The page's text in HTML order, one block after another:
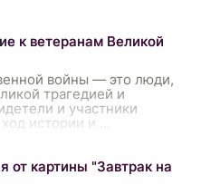
к ветеранам Великой
войны — это люди,
трагедией и
и участники
истории и
от картины "Завтрак на